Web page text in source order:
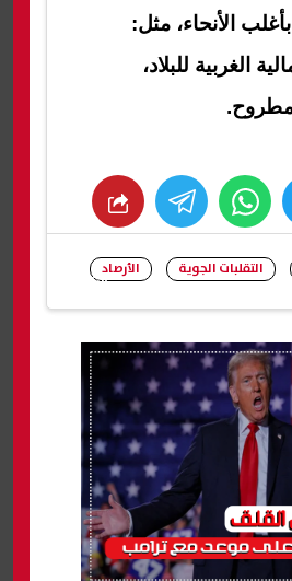
الأنحاء، مثل:
الغربية للبلاد،
whats
شارك
التقلبات الجوية الأرصاد